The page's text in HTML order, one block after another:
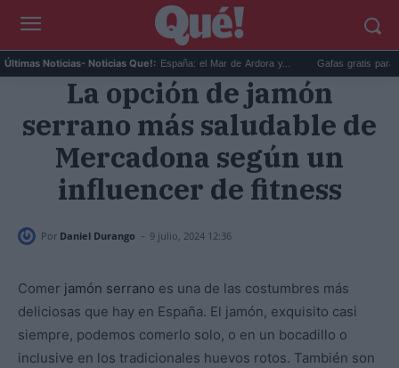
Últimas Noticias- Noticias Que!:
Playas bioluminiscentes España: el Mar de Ardora y... Gafas gratis para ver el
La opción de jamón
serrano más saludable de
Mercadona según un
influencer de fitness
Por Daniel Durango - 9 julio, 2024 12:36
Comer jamón serrano es una de las costumbres más
deliciosas que hay en España. El jamón, exquisito casi
siempre, podemos comerlo solo, o en un bocadillo o
inclusive en los tradicionales huevos rotos. También son